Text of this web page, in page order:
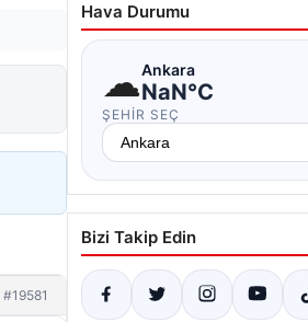
#19581
Hava Durumu
☁Ankara
NaN°C
ŞEHIR SEÇ
Bizi Takip Edin